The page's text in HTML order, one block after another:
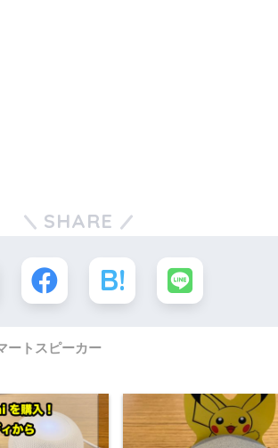
SHARE
ートスピーカー